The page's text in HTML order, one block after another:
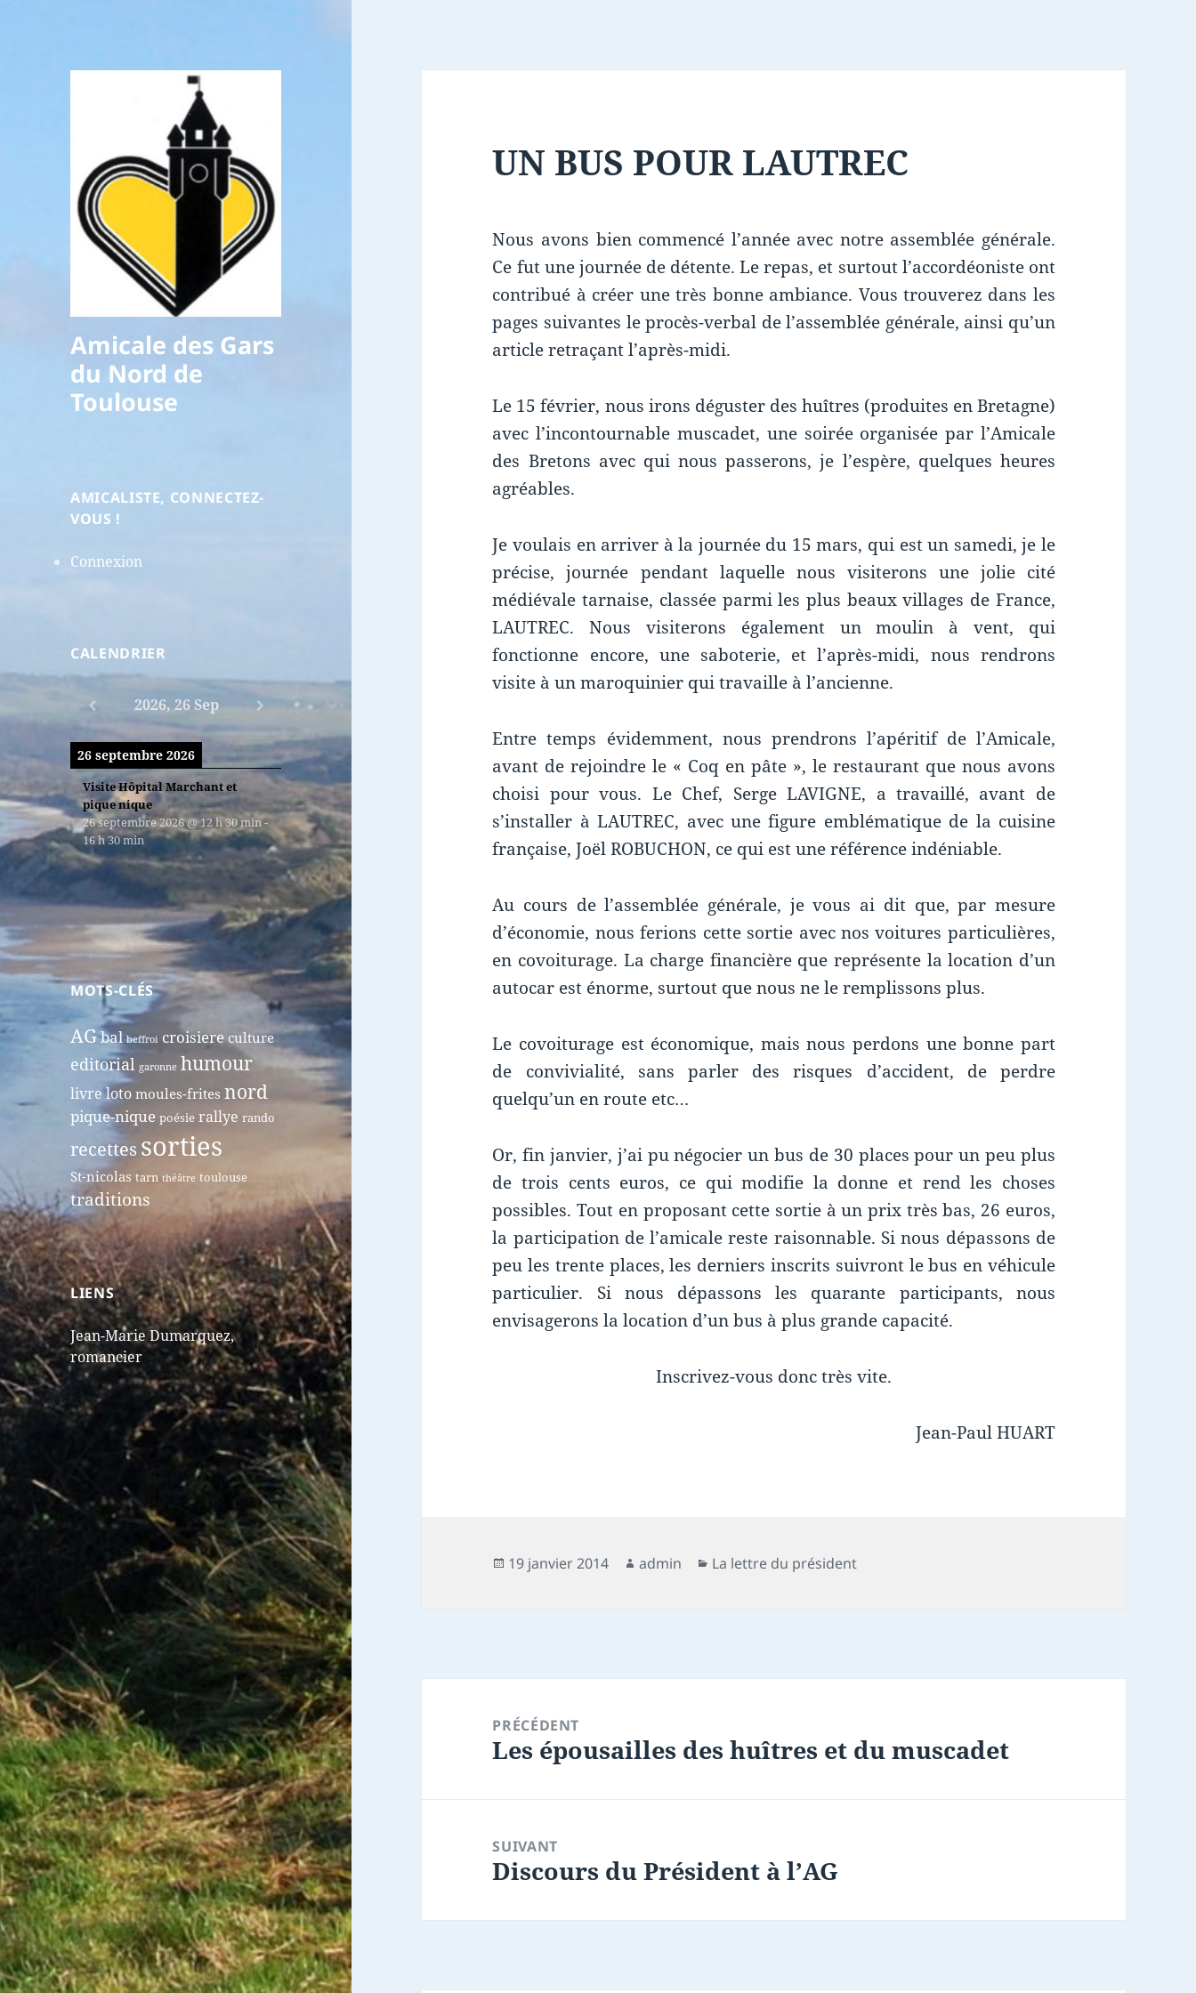
Amicale des Gars
du Nord de
Toulouse
AMICALISTE, CONNECTEZ-
VOUS !
Connexion
CALENDRIER
2026, 26 Sep
26 septembre 2026
Visite Hôpital Marchant et
pique nique
26 septembre 2026@12 h 30 min-
16 h 30 min
MOTS-CLÉS
AGbal beffroi croisiere culture
editorial garonne humour
livre lotomoules-frites nord
pique-nique poésie rallye rando
recettes sorties
St-nicolas tarn théâtre toulouse
traditions
LIENS
Jean-Marie Dumarquez,
romancier
UN BUS POUR LAUTREC
Nous avons bien commencé l’année avec notre assemblée générale.
Ce fut une journée de détente. Le repas, et surtout l’accordéoniste ont
contribué à créer une très bonne ambiance. Vous trouverez dans les
pages suivantes le procès-verbal de l’assemblée générale, ainsi qu’un
article retraçant l’après-midi.
Le 15 février, nous irons déguster des huîtres (produites en Bretagne)
avec l’incontournable muscadet, une soirée organisée par l’Amicale
des Bretons avec qui nous passerons, je l’espère, quelques heures
agréables.
Je voulais en arriver à la journée du 15 mars, qui est un samedi, je le
précise, journée pendant laquelle nous visiterons une jolie cité
médiévale tarnaise, classée parmi les plus beaux villages de France,
LAUTREC. Nous visiterons également un moulin à vent, qui
fonctionne encore, une saboterie, et l’après-midi, nous rendrons
visite à un maroquinier qui travaille à l’ancienne.
Entre temps évidemment, nous prendrons l’apéritif de l’Amicale,
avant de rejoindre le « Coq en pâte », le restaurant que nous avons
choisi pour vous. Le Chef, Serge LAVIGNE, a travaillé, avant de
s’installer à LAUTREC, avec une figure emblématique de la cuisine
française, Joël ROBUCHON, ce qui est une référence indéniable.
Au cours de l’assemblée générale, je vous ai dit que, par mesure
d’économie, nous ferions cette sortie avec nos voitures particulières,
en covoiturage. La charge financière que représente la location d’un
autocar est énorme, surtout que nous ne le remplissons plus.
Le covoiturage est économique, mais nous perdons une bonne part
de convivialité, sans parler des risques d’accident, de perdre
quelqu’un en route etc…
Or, fin janvier, j’ai pu négocier un bus de 30 places pour un peu plus
de trois cents euros, ce qui modifie la donne et rend les choses
possibles. Tout en proposant cette sortie à un prix très bas, 26 euros,
la participation de l’amicale reste raisonnable. Si nous dépassons de
peu les trente places, les derniers inscrits suivront le bus en véhicule
particulier. Si nous dépassons les quarante participants, nous
envisagerons la location d’un bus à plus grande capacité.
Inscrivez-vous donc très vite.
Jean-Paul HUART
Publié
19 janvier 2014 Auteur
admin Catégories
La lettre du président
PRÉCÉDENT
Article
Les épousailles des huîtres et du muscadet
SUIVANT
Article
Discours du Président à l’AG